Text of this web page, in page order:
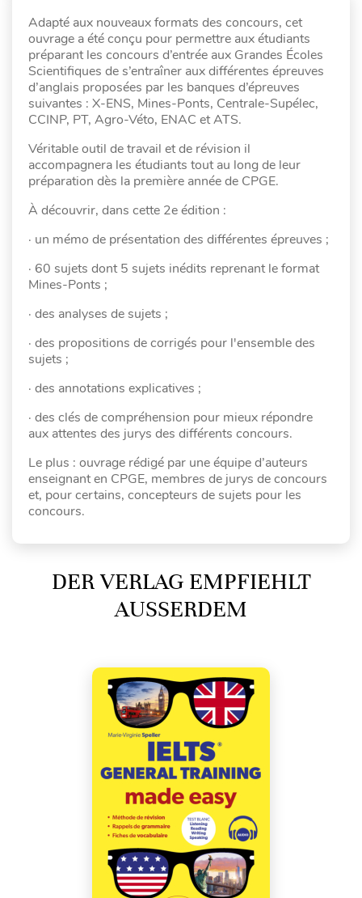
Adapté aux nouveaux formats des concours, cet
ouvrage a été conçu pour permettre aux étudiants
préparant les concours d’entrée aux Grandes Écoles
Scientifiques de s’entraîner aux différentes épreuves
d’anglais proposées par les banques d’épreuves
suivantes : X-ENS, Mines-Ponts, Centrale-Supélec,
CCINP, PT, Agro-Véto, ENAC et ATS.
Véritable outil de travail et de révision il
accompagnera les étudiants tout au long de leur
préparation dès la première année de CPGE.
À découvrir, dans cette 2e édition :
· un mémo de présentation des différentes épreuves ;
· 60 sujets dont 5 sujets inédits reprenant le format
Mines-Ponts ;
· des analyses de sujets ;
· des propositions de corrigés pour l'ensemble des
sujets ;
· des annotations explicatives ;
· des clés de compréhension pour mieux répondre
aux attentes des jurys des différents concours.
Le plus : ouvrage rédigé par une équipe d’auteurs
enseignant en CPGE, membres de jurys de concours
et, pour certains, concepteurs de sujets pour les
concours.
DER VERLAG EMPFIEHLT
AUSSERDEM